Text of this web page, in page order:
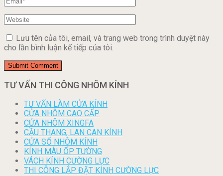
Lưu tên của tôi, email, và trang web trong trình duyệt này
cho lần bình luận kế tiếp của tôi.
TƯ VẤN THI CÔNG NHÔM KÍNH
TƯ VẤN LÀM CỬA KÍNH
CỬA NHÔM CAO CẤP
CỬA NHÔM XINGFA
CẦU THANG, LAN CAN KÍNH
CỬA SỔ NHÔM KÍNH
KÍNH MÀU ỐP TƯỜNG
VÁCH KÍNH CƯỜNG LỰC
THI CÔNG LẮP ĐẶT KÍNH CƯỜNG LỰC